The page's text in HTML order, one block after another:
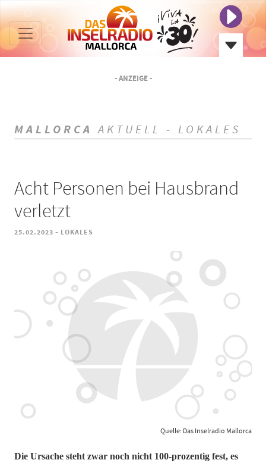
- ANZEIGE -
MALLORCA AKTUELL - LOKALES
Acht Personen bei Hausbrand
verletzt
25.02.2023 - LOKALES
Quelle: Das Inselradio Mallorca
Die Ursache steht zwar noch nicht 100-prozentig fest, es